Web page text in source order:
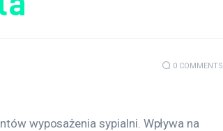
0 COMMENTS
wyposażenia sypialni. Wpływa na